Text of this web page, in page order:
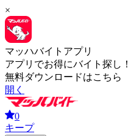
×
マッハバイトアプリ
アプリでお得にバイト探し！
無料ダウンロードはこちら
開く
0
キープ